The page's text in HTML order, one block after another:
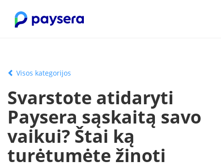
Visos kategorijos
Svarstote atidaryti
Paysera sąskaitą savo
vaikui? Štai ką
turėtumėte žinoti